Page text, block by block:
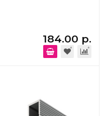
184.00 р.